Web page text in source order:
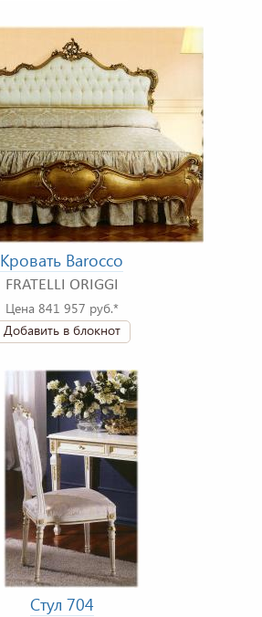
Кровать Barocco
FRATELLI ORIGGI
Цена 841 957 руб.*
Добавить в блокнот
Стул 704